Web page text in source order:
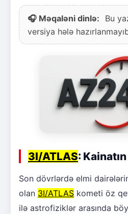
🎧 Məqaləni dinlə:
Bu
versiya hələ
3I/ATLAS:
Son dövrlərdə elmi
olan 3I/ATLAS kometi öz
ilə astrofiziklər arasında